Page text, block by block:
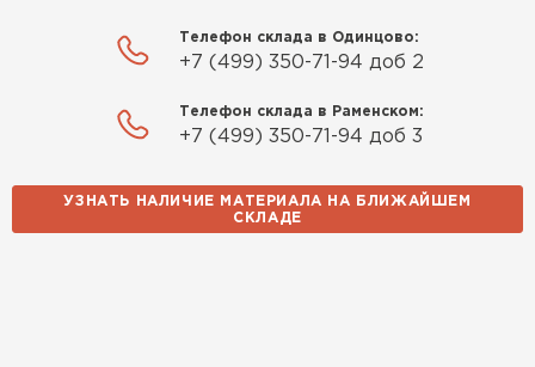
Телефон склада в Одинцово:
+7 (499) 350-71-94 доб 2
Телефон склада в Раменском:
+7 (499) 350-71-94 доб 3
УЗНАТЬ НАЛИЧИЕ МАТЕРИАЛА НА БЛИЖАЙШЕМ
СКЛАДЕ